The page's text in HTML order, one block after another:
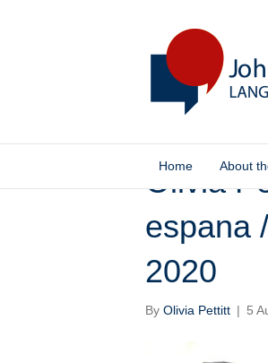
Home About
Olivia
espana
2020
By Olivia Pettitt | 5